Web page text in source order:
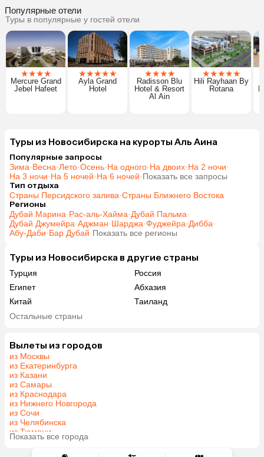
Популярные отели
Туры в популярные у гостей отели
★★★★
Mercure Grand
Jebel Hafeet
★★★★★
Ayla Grand
Hotel
★★★★
Radisson Blu
Hotel & Resort
Al Ain
★★★★★
Hili Rayhaan By
Rotana
Туры из Новосибирска на курорты Аль Аина
Популярные запросы
Зима·Весна·Лето·Осень·На одного·На двоих·На 2 ночи·
На 3 ночи·На 5 ночей·На 6 ночей·Показать все запросы
Тип отдыха
Страны Персидского залива·Страны Ближнего Востока
Регионы
Дубай Марина·Рас-аль-Хайма·Дубай Пальма·
Дубай Джумейра·Аджман·Шарджа·Фуджейра·Дибба·
Абу-Даби·Бар Дубай·Показать все регионы
Туры из Новосибирска в другие страны
Турция
Россия
Египет
Абхазия
Китай
Таиланд
Вьетнам
Армения
Казахстан
Узбекистан
Сербия
Киргизия
Саудовская Аравия
Венгрия
Остальные страны
Вылеты из городов
из Москвы
из Екатеринбурга
из Казани
из Самары
из Краснодара
из Нижнего Новгорода
из Сочи
из Челябинска
из Тюмени
из Минеральных Вод
Показать все города